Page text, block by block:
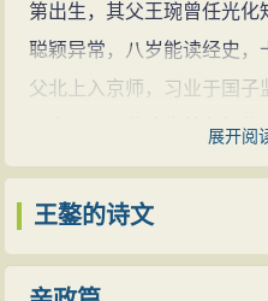
结党，后韩文被逮下锦衣
诰敕。而在这场斗争中，
《谢存问疏》中曾说：“适
《我生》一诗中写道：“委
亦不惊，失之曾不懊。”由
第出生，其父王琬曾任光化
聪颖异常，八岁能读经史
父北上入京师，习业于国
一出，国子监诸生就争相
选感到惊奇，称他为“天下士
成化十年（1474年），
成化十一年（1475年）
展开阅
王鏊的诗文